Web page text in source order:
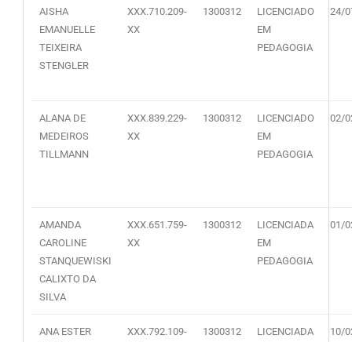
AISHA
EMANUELLE
TEIXEIRA
STENGLER
XXX.710.209-
XX
1300312
LICENCIADO
EM
PEDAGOGIA
24/
ALANA DE
MEDEIROS
TILLMANN
XXX.839.229-
XX
1300312
LICENCIADO
EM
PEDAGOGIA
02/
AMANDA
CAROLINE
STANQUEWISKI
CALIXTO DA
SILVA
XXX.651.759-
XX
1300312
LICENCIADA
EM
PEDAGOGIA
01/
ANA ESTER
XXX.792.109-
1300312
LICENCIADA
10/